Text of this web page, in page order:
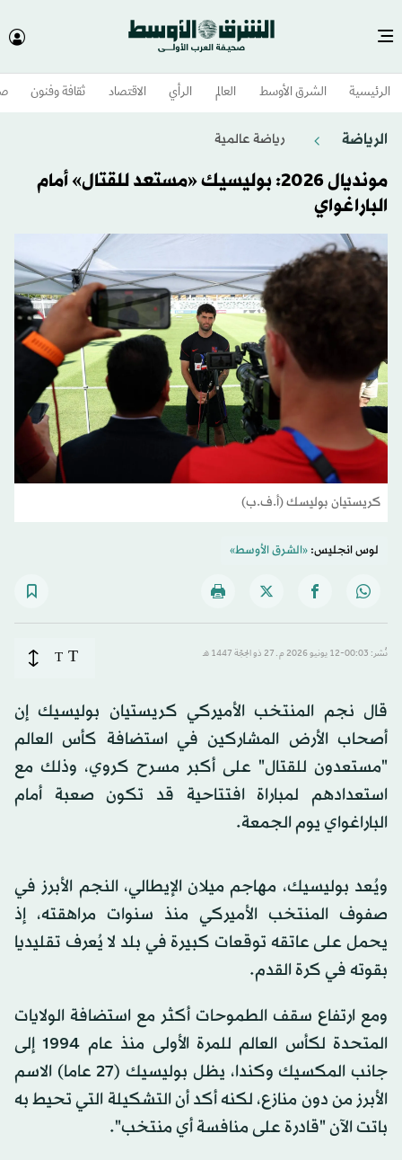
الرئيسية الشرق الأوسط​ العالم الرأي الاقتصاد ثقافة وفنون
الرياضة رياضة عالمية
مونديال 2026: بوليسيك «مستعد للقتال» أمام
الباراغواي
كريستيان بوليسك (أ.ف.ب)
لوس انجليس:«الشرق الأوسط»
نُشر: 00:03-12 يونيو 2026 م ـ 27 ذو الحِجّة 1447 هـ T
T
قال نجم المنتخب الأميركي كريستيان بوليسيك إن
أصحاب الأرض المشاركين في استضافة كأس العالم
"مستعدون للقتال" على أكبر مسرح كروي، وذلك مع
استعدادهم لمباراة افتتاحية قد تكون صعبة أمام
الباراغواي يوم الجمعة.
ويُعد بوليسيك، مهاجم ميلان الإيطالي، النجم الأبرز في
صفوف المنتخب الأميركي منذ سنوات مراهقته، إذ
يحمل على عاتقه توقعات كبيرة في بلد لا يُعرف تقليديا
بقوته في كرة القدم.
ومع ارتفاع سقف الطموحات أكثر مع استضافة الولايات
المتحدة لكأس العالم للمرة الأولى منذ عام 1994 إلى
جانب المكسيك وكندا، يظل بوليسيك (27 عاما) الاسم
الأبرز من دون منازع، لكنه أكد أن التشكيلة التي تحيط به
باتت الآن "قادرة على منافسة أي منتخب".